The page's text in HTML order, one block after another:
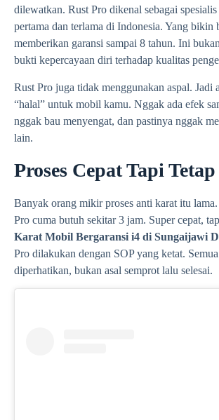
dilewatkan. Rust Pro dikenal sebagai
pertama dan terlama di Indonesia. Yang bikin
memberikan garansi sampai 8 tahun. Ini
bukti kepercayaan diri terhadap kualitas
Rust Pro juga tidak menggunakan aspal. Jadi
“halal” untuk mobil kamu. Nggak ada efek
nggak bau menyengat, dan pastinya nggak
lain.
Proses Cepat Tapi
Banyak orang mikir proses anti karat itu
Pro cuma butuh sekitar 3 jam. Super cepat,
Karat Mobil Bergaransi i4 di Sungaijawi
Pro dilakukan dengan SOP yang ketat.
diperhatikan, bukan asal semprot lalu selesai.